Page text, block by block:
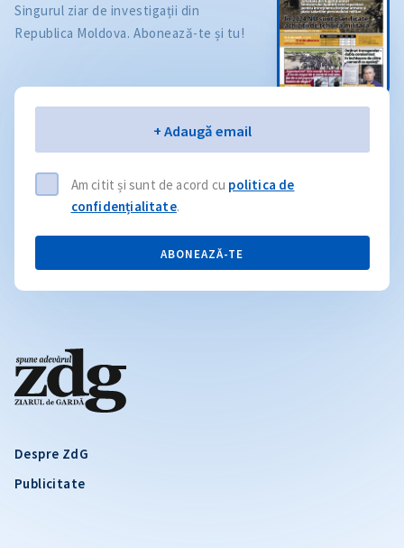
Despre ZdG
Publicitate
Singurul ziar de investigații din
Republica Moldova. Abonează-te și tu!
+ Adaugă email
Am citit și sunt de acord cu politica de
confidențialitate.
ABONEAZĂ-TE